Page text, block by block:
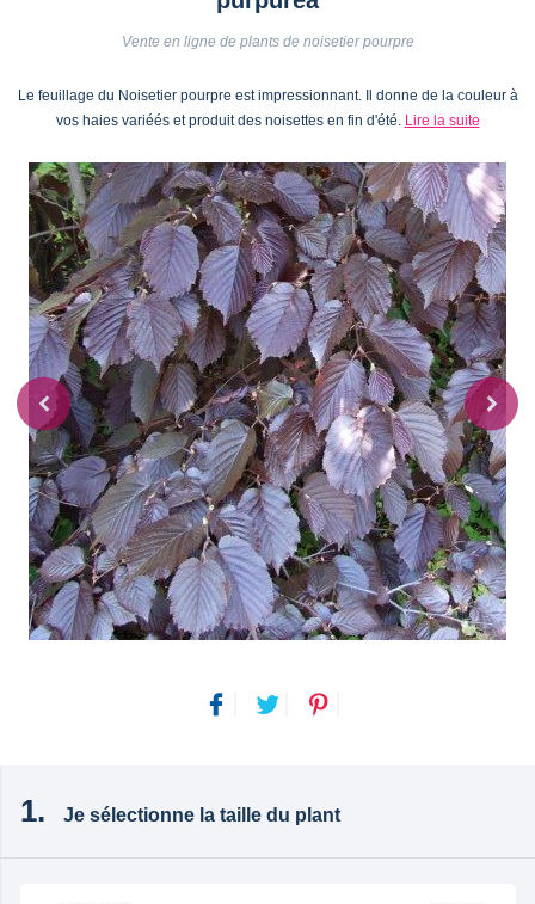
Vente en ligne de plants de noisetier pourpre
Le feuillage du Noisetier pourpre est impressionnant. Il donne de la couleur à
vos haies variéés et produit des noisettes en fin d'été. Lire la suite
Je sélectionne la taille du plant